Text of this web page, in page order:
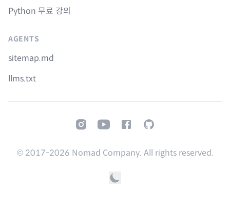
Python 무료 강의
AGENTS
sitemap.md
llms.txt
InstagramYoutubeFacebookGitHub
© 2017-2026 Nomad Company. All rights reserved.